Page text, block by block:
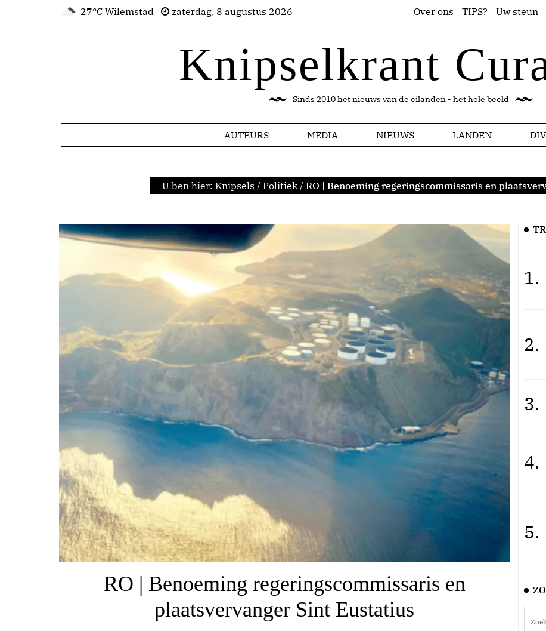
27°C Wilemstad zaterdag, 8 augustus 2026 Over ons TIPS? Uw steun
Knipselkrant
Sinds 2010 het nieuws van de eilanden - het hele beeld
AUTEURS MEDIA NIEUWS LANDEN
U ben hier: Knipsels / Politiek / RO | Benoeming regeringscommissaris en
RO | Benoeming regeringscommissaris en
plaatsvervanger Sint Eustatius
1.
2.
3.
4.
5.